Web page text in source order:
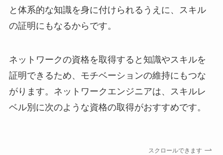
と体系的な知識を身に付けられるうえに、スキル
の証明にもなるからです。
ネットワークの資格を取得すると知識やスキルを
証明できるため、モチベーションの維持にもつな
がります。ネットワークエンジニアは、スキルレ
ベル別に次のような資格の取得がおすすめです。
スクロールできます